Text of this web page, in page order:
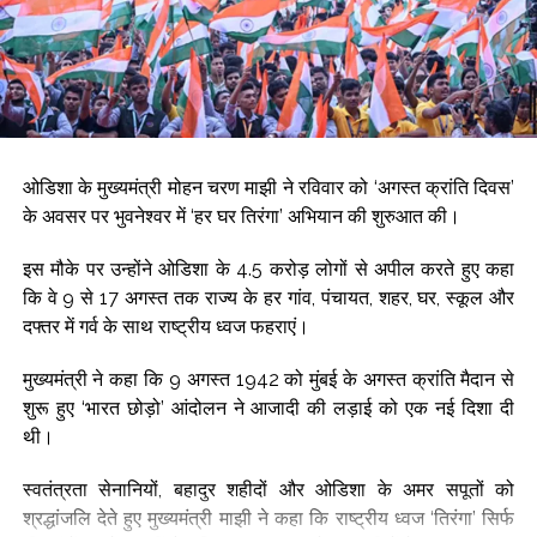
गौर करने वाली बात यह है कि जब से बंगाल में सत्ता परिवर्तन हुआ है, तब से
टीएमसी नेताओं को निशान बनाया जा रहा है। टीएमसी सांसदों और
विधायकों के बाद अब टीएमसी प्रमुख को निशाना बनाया गया है, जिस दौरान
यह हमला हुआ, ममता बनर्जी के साथ पार्टी के अन्य सांसद भी मौजूद थे।
Post Views: 65,228
ओडिशा के मुख्यमंत्री मोहन चरण माझी ने रविवार को ‘अगस्त क्रांति दिवस’
के अवसर पर भुवनेश्वर में ‘हर घर तिरंगा’ अभियान की शुरुआत की।
इस मौके पर उन्होंने ओडिशा के 4.5 करोड़ लोगों से अपील करते हुए कहा
कि वे 9 से 17 अगस्त तक राज्य के हर गांव, पंचायत, शहर, घर, स्कूल और
दफ्तर में गर्व के साथ राष्ट्रीय ध्वज फहराएं।
मुख्यमंत्री ने कहा कि 9 अगस्त 1942 को मुंबई के अगस्त क्रांति मैदान से
शुरू हुए ‘भारत छोड़ो’ आंदोलन ने आजादी की लड़ाई को एक नई दिशा दी
थी।
स्वतंत्रता सेनानियों, बहादुर शहीदों और ओडिशा के अमर सपूतों को
श्रद्धांजलि देते हुए मुख्यमंत्री माझी ने कहा कि राष्ट्रीय ध्वज ‘तिरंगा’ सिर्फ